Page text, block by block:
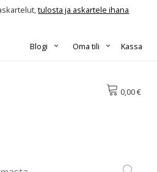
tulosta ja askartele ihana
Kassa
Oma tili
Blogi
0,00 €